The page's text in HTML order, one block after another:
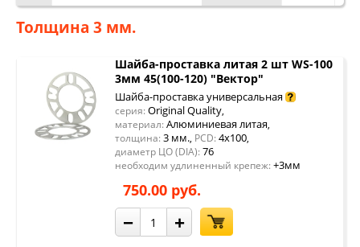
Толщина 3 мм.
Шайба-проставка литая 2 шт WS-100
3мм 45(100-120) "Вектор"
Шайба-проставка универсальная
серия: Original Quality,
материал: Алюминиевая литая,
толщина: 3 мм., PCD: 4x100,
диаметр ЦО (DIA): 76
необходим удлиненный крепеж: +3мм
750.00 руб.
− +